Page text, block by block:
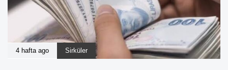
4 hafta ago Sirküler